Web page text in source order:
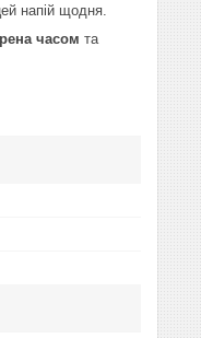
напій щодня.
часом та